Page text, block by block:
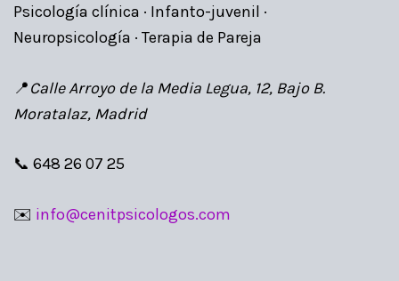
Psicología clínica · Infanto-juvenil ·
Neuropsicología · Terapia de Pareja
📍Calle Arroyo de la Media Legua, 12, Bajo B.
Moratalaz, Madrid
📞 648 26 07 25
✉️ info@cenitpsicologos.com